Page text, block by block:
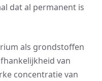
dat al permanent is
als grondstoffen
van
concentratie van